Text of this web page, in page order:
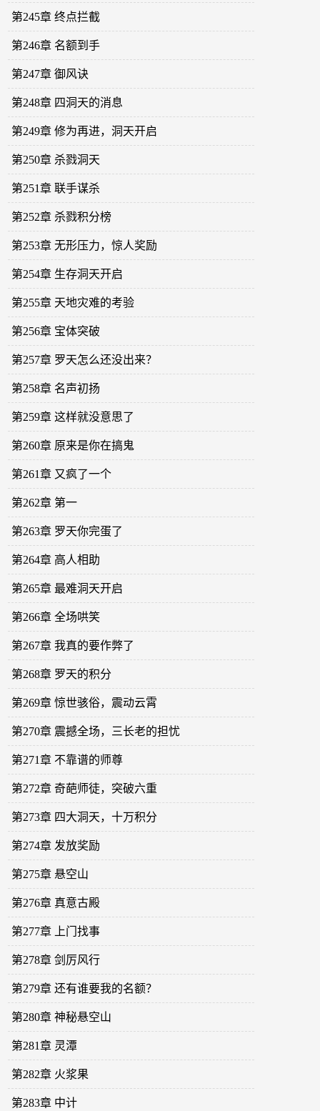
第245章 终点拦截
第246章 名额到手
第247章 御风诀
第248章 四洞天的消息
第249章 修为再进，洞天开启
第250章 杀戮洞天
第251章 联手谋杀
第252章 杀戮积分榜
第253章 无形压力，惊人奖励
第254章 生存洞天开启
第255章 天地灾难的考验
第256章 宝体突破
第257章 罗天怎么还没出来？
第258章 名声初扬
第259章 这样就没意思了
第260章 原来是你在搞鬼
第261章 又疯了一个
第262章 第一
第263章 罗天你完蛋了
第264章 高人相助
第265章 最难洞天开启
第266章 全场哄笑
第267章 我真的要作弊了
第268章 罗天的积分
第269章 惊世骇俗，震动云霄
第270章 震撼全场，三长老的担忧
第271章 不靠谱的师尊
第272章 奇葩师徒，突破六重
第273章 四大洞天，十万积分
第274章 发放奖励
第275章 悬空山
第276章 真意古殿
第277章 上门找事
第278章 剑厉风行
第279章 还有谁要我的名额？
第280章 神秘悬空山
第281章 灵潭
第282章 火浆果
第283章 中计